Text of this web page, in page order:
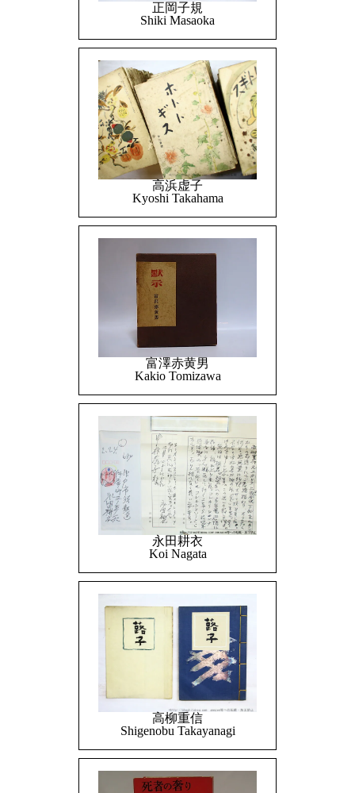
正岡子規
Shiki Masaoka
高浜虚子
Kyoshi Takahama
富澤赤黄男
Kakio Tomizawa
永田耕衣
Koi Nagata
高柳重信
Shigenobu Takayanagi